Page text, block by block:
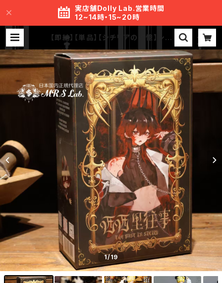
実店舗Dolly Lab.営業時間
12~14時・15~20時
【即納】【単品】【シチリアの追憶】シリ
ーズ【悸動瞬息】 MJD ブラインドド
ール | MR.S Lab.
1/19